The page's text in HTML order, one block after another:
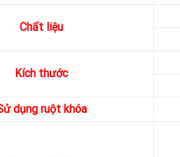
Chất liệu
Kích thước
dụng ruột khóa